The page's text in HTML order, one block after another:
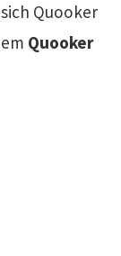
Quooker
Quooker